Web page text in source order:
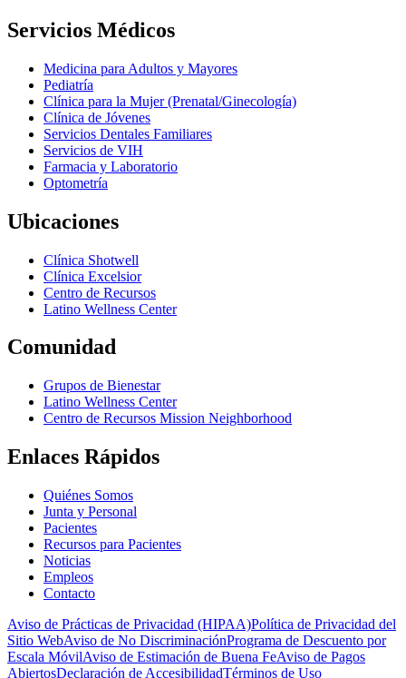
Servicios Médicos
Medicina para Adultos y Mayores
Pediatría
Clínica para la Mujer (Prenatal/Ginecología)
Clínica de Jóvenes
Servicios Dentales Familiares
Servicios de VIH
Farmacia y Laboratorio
Optometría
Ubicaciones
Clínica Shotwell
Clínica Excelsior
Centro de Recursos
Latino Wellness Center
Comunidad
Grupos de Bienestar
Latino Wellness Center
Centro de Recursos Mission Neighborhood
Enlaces Rápidos
Quiénes Somos
Junta y Personal
Pacientes
Recursos para Pacientes
Noticias
Empleos
Contacto
Aviso de Prácticas de Privacidad (HIPAA)Política de Privacidad del
Sitio WebAviso de No DiscriminaciónPrograma de Descuento por
Escala MóvilAviso de Estimación de Buena FeAviso de Pagos
AbiertosDeclaración de AccesibilidadTérminos de Uso